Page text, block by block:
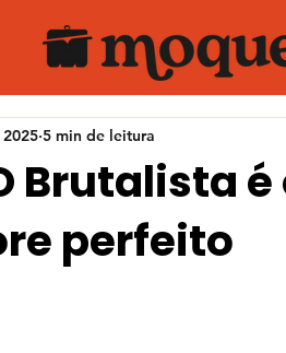
Brutalista
perfeito
5 min de leitura